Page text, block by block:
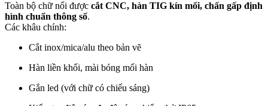
Toàn bộ chữ nổi được cắt CNC, hàn TIG kín mối, chấn gấp định
hình chuẩn thông số.
Các khâu chính:
Cắt inox/mica/alu theo bản vẽ
Hàn liền khối, mài bóng mối hàn
Gắn led (với chữ có chiếu sáng)